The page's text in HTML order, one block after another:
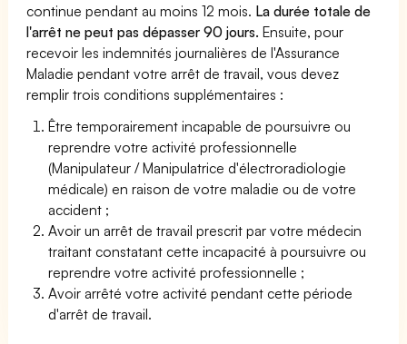
continue pendant au moins 12 mois. La durée totale de
l'arrêt ne peut pas dépasser 90 jours. Ensuite, pour
recevoir les indemnités journalières de l'Assurance
Maladie pendant votre arrêt de travail, vous devez
remplir trois conditions supplémentaires :
Être temporairement incapable de poursuivre ou
reprendre votre activité professionnelle
(Manipulateur / Manipulatrice d'électroradiologie
médicale) en raison de votre maladie ou de votre
accident ;
Avoir un arrêt de travail prescrit par votre médecin
traitant constatant cette incapacité à poursuivre ou
reprendre votre activité professionnelle ;
Avoir arrêté votre activité pendant cette période
d'arrêt de travail.